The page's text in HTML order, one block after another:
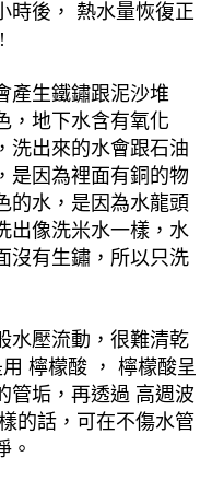
時後， 熱水量恢復正
產生鐵鏽跟泥沙堆
，地下水含有氧化
洗出來的水會跟石油
是因為裡面有銅的物
的水，是因為水龍頭
出像洗米水一樣，水
沒有生鏽，所以只洗
水壓流動，很難清乾
檸檬酸 ， 檸檬酸呈
管垢，再透過 高週波
的話，可在不傷水管
。